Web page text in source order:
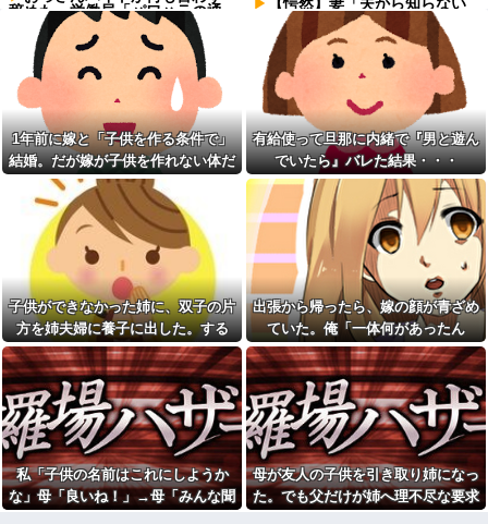
辞めた。労働局「パワハラの通
報がありました」俺「えっ、教
育係は俺ですが…」→突然の聞
き取り調査が始まり…
旦那が不倫するたびに請求し
た慰謝料で資格を取った。そう
して自立の準備が整ったところ
で離婚を切り出したら…
俺を嫌う義娘は、母が危篤に
なっても「会いに行かない」と
言った
知人に誘われて公演見に行く
予定だったけど「元々行く予定
の人が行けるようになったから
ごめん」と連絡きた。なんだか
モヤモヤしてしまい...
生理の予定が８月６日なんだ
けど７月２９日にドバッと鮮血
でたから生理かな？って思った
のよね
【うわぁ】 都営団地住み、年
収10万円上げると「大変なこ
と」になるｗｗｗｗｗｗｗ
シャウエッセン公式、またこ
ういうのでいい丼をポスト
ダイアンのじゃない方がユー
スケさんになってしまっている
という事実←これ
【画像】ディズニーのおいな
り巻（600円）、流石にアレすぎ
シャンプーの匂いがする！変な
店に行ってるに違いな
い！！！」探偵「調べたとこ
ろ･･･」⇒結果ｗｗ
【愕然】妻「夫から知らない
シャンプーの匂いがする！変な
店に行ってるに違いな
い！！！」探偵「調べたとこ
ろ･･･」⇒結果ｗｗ
軽度のアレルギーを「わがま
ま」と決めつけ嫌味を言ってき
た友人、その子どもが重度のア
レルギー持ちだと判明した途
端、過去の嫌がらせを「えーそ
うだったっけ？」と白々しくス
ルー
イベント派遣で陰湿にいじら
れていた地味な男性スタッフ。
ある日、高さ3mの階段から落ち
かけた子どもをパルクールで爆
走＆ダイブし間一髪で救出！職
場の手のひら返しと評価爆上げ
が凄まじかったｗｗ
【悲報】思春期の娘に「キモ
ッ」と言われたお父さん、グレ
る他
味噌汁にアレを入れてしまう
嫁(メシマズ)にブチギレた俺。
……帰ったら離婚届がありまし
た
1年前に嫁と「子供を作る条件で」
結婚。だが嫁が子供を作れない体だ
と知ったので離婚へ。
有給使って旦那に内緒で『男と遊ん
でいたら』バレた結果・・・
子供ができなかった姉に、双子の片
方を姉夫婦に養子に出した。する
と、養子に出した子がすごく礼儀正
しくてビックリ
出張から帰ったら、嫁の顔が青ざめ
ていた。俺「一体何があったん
だ？」嫁「…」→子供たちに話を聞
くと…
私「子供の名前はこれにしようか
な」母「良いね！」→母「みんな聞
母が友人の子供を引き取り姉になっ
た。でも父だけが姉へ理不尽な要求